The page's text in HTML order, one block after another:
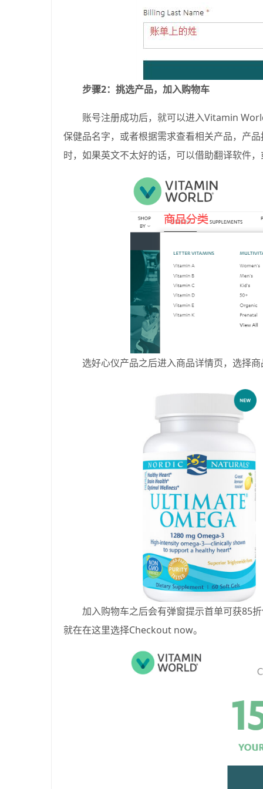
步骤2：挑选产品，加入购物车
账号注册成功后，就可以进入Vitamin
保健品名字，或者根据需求查看相关产品，产
时，如果英文不太好的话，可以借助翻译软件
选好心仪产品之后进入商品详情页，选择
加入购物车之后会有弹窗提示首单可获85
就在在这里选择Checkout now。